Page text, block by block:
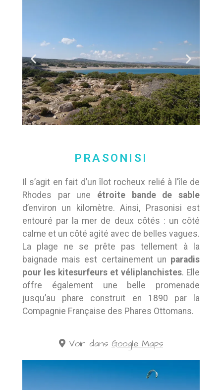
PRASONISI
Il s’agit en fait d’un îlot rocheux relié à l’île de
Rhodes par une étroite bande de sable
d’environ un kilomètre. Ainsi, Prasonisi est
entouré par la mer de deux côtés : un côté
calme et un côté agité avec de belles vagues.
La plage ne se prête pas tellement à la
baignade mais est certainement un paradis
pour les kitesurfeurs et véliplanchistes. Elle
offre également une belle promenade
jusqu’au phare construit en 1890 par la
Compagnie Française des Phares Ottomans.
Voir dans Google Maps